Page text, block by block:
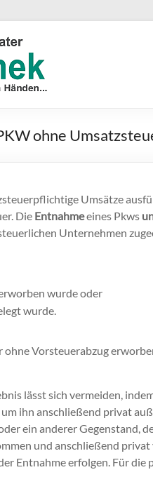
ohne
Umsätze
Die Entnahmeeines Pkws
Unternehmen
wurde oder
wurde.
Vorsteuerabzug
lässt sich vermeiden,
ihn anschließend privat
ein anderer Gegenstand,
und anschließend
Entnahme erfolgen. Für